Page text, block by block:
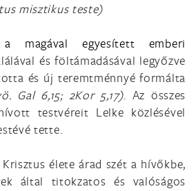
misztikus teste)
magával egyesített emberi
és föltámadásával legyőzve
és új teremtménnyé formálta
Gal 6,15; 2Kor 5,17). Az összes
testvéreit Lelke közlésével
tette.
élete árad szét a hívőkbe,
által titokzatos és valóságos